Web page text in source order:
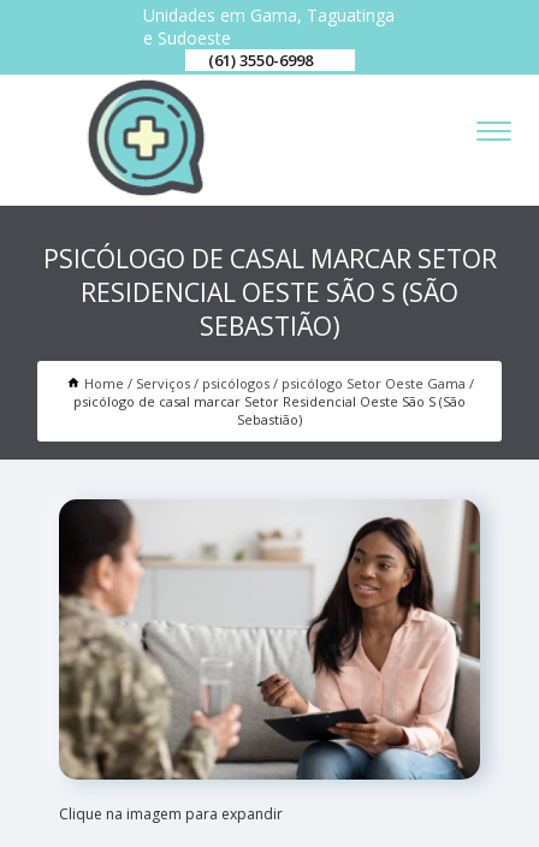
Unidades em Gama, Taguatinga
e Sudoeste
(61) 3550-6998
PSICÓLOGO DE CASAL MARCAR SETOR
RESIDENCIAL OESTE SÃO S (SÃO
SEBASTIÃO)
Home Serviços psicólogos
psicólogo Setor Oeste Gama
psicólogo de casal marcar Setor Residencial Oeste São S (São
Sebastião)
Clique na imagem para expandir